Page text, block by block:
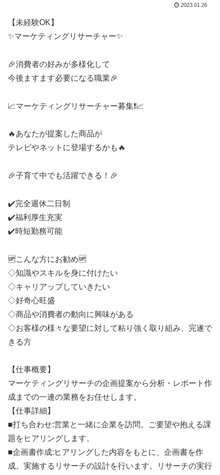
2023.01.26
【未経験OK】
✨マーケティングリサーチャー✨
🎉消費者の好みが多様化して
今後ますます必要になる職業🎉
📈マーケティングリサーチャー募集❗📈
🔥あなたが提案した商品が
テレビやネットに登場するかも🔥
🎉子育て中でも活躍できる！🎉
✔️完全週休二日制
✔️福利厚生充実
✔️時短勤務可能
🆙こんな方にお勧め🆙
◇知識やスキルを身に付けたい
◇キャリアップしていきたい
◇好奇心旺盛
◇商品や消費者の動向に興味がある
◇お客様の様々な要望に対して粘り強く取り組み、完遂で
きる方
【仕事概要】
マーケティングリサーチの企画提案から分析・レポート作
成までの一連の業務をお任せします。
【仕事詳細】
■打ち合わせ:営業と一緒に企業を訪問。ご要望や抱える課
題をヒアリングします。
■企画書作成:ヒアリングした内容をもとに、企画書を作
成。実施するリサーチの設計を行います。リサーチの実行